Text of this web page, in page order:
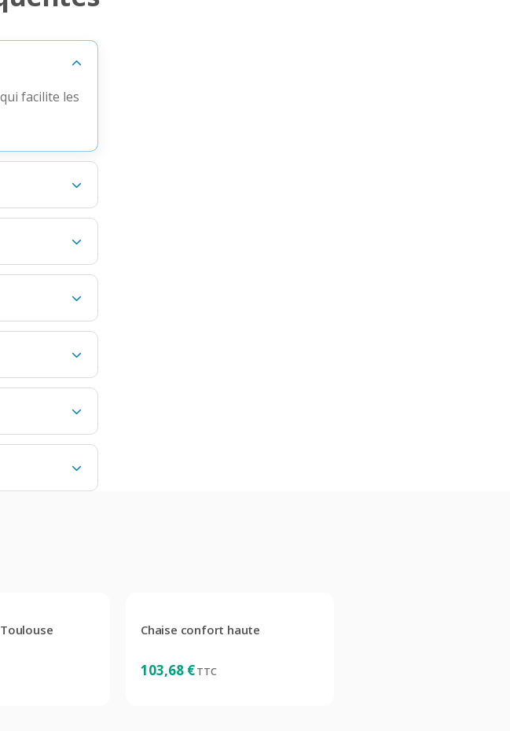
facilite les
Chaise confort haute
103,68 €TTC